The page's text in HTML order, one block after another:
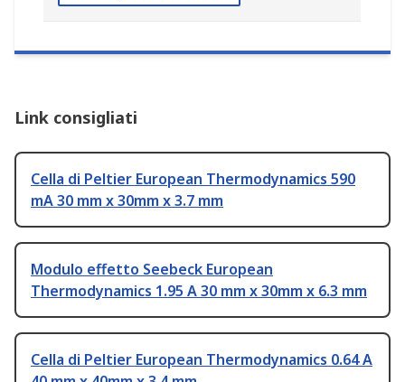
Link consigliati
Cella di Peltier European Thermodynamics 590
mA 30 mm x 30mm x 3.7 mm
Modulo effetto Seebeck European
Thermodynamics 1.95 A 30 mm x 30mm x 6.3 mm
Cella di Peltier European Thermodynamics 0.64 A